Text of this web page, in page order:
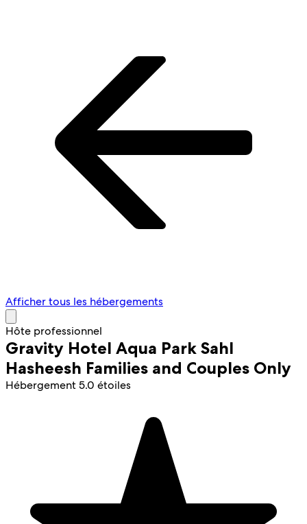
Afficher tous les hébergements
Hôte professionnel
Gravity Hotel Aqua Park Sahl
Hasheesh Families and Couples Only
Hébergement 5.0 étoiles